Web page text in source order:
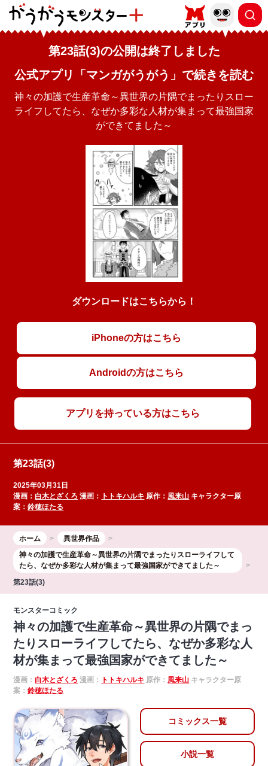
第23話(3)の公開は終了しました
公式アプリ「マンガがうがう」で続きを読む
神々の加護で生産革命～異世界の片隅でまったりスロー
ライフしてたら、なぜか多彩な人材が集まって最強国家
ができてました～
ダウンロードはこちらから！
iPhoneの方はこちら
Androidの方はこちら
アプリを持っている方はこちら
第23話(3)
2025年03月31日
漫画：白木とざくろ 漫画： トトキハルキ 原作： 風来山 キャラクター原
案：鈴穂ほたる
ホーム
異世界作品
神々の加護で生産革命～異世界の片隅でまったりスローライフして
たら、なぜか多彩な人材が集まって最強国家ができてました～
第23話(3)
モンスターコミック
神々の加護で生産革命～異世界の片隅でまっ
たりスローライフしてたら、なぜか多彩な人
材が集まって最強国家ができてました～
漫画：白木とざくろ 漫画： トトキハルキ 原作： 風来山 キャラクター原
案：鈴穂ほたる
コミックス一覧
小説一覧